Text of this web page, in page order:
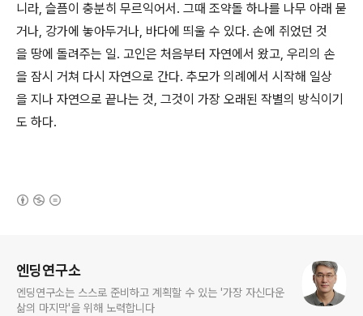
니라, 슬픔이 충분히 무르익어서. 그때 조약돌 하나를 나무 아래 묻
거나, 강가에 놓아두거나, 바다에 띄울 수 있다. 손에 쥐었던 것
을 땅에 돌려주는 일. 고인은 처음부터 자연에서 왔고, 우리의 손
을 잠시 거쳐 다시 자연으로 간다. 추모가 의례에서 시작해 일상
을 지나 자연으로 끝나는 것, 그것이 가장 오래된 작별의 방식이기
도 하다.
엔딩연구소
엔딩연구소는 스스로 준비하고 계획할 수 있는 '가장 자신다운
삶의 마지막'을 위해 노력합니다